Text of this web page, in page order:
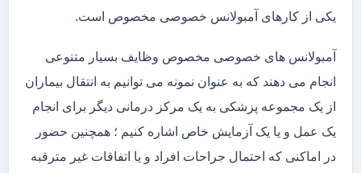
یکی از کارهای آمبولانس خصوصی مخصوص است.
آمبولانس های خصوصی مخصوص وظایف بسیار متنوعی
انجام می دهند که به عنوان نمونه می توانیم به انتقال بیماران
از یک مجموعه پزشکی به یک مرکز درمانی دیگر برای انجام
یک عمل و یا یک آزمایش خاص اشاره کنیم ؛ همچنین حضور
در اماکنی که احتمال جراحات افراد و یا اتفاقات غیر مترقبه